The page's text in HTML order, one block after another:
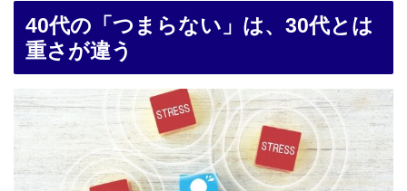
40代の「つまらない」は、30代とは
重さが違う